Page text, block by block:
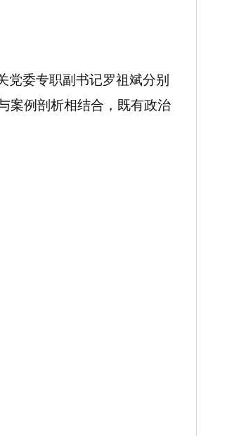
党委专职副书记罗祖斌分别
案例剖析相结合，既有政治